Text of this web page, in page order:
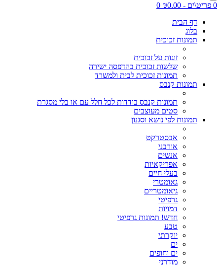
0 פריט\ים - ₪0.00
0
דף הבית
בלוג
תמונות זכוכית
זוגות על זכוכית
שלשות זכוכית בהדפסה ישירה
תמונות זכוכית לבית ולמשרד
תמונות קנבס
תמונות קנבס בודדות לכל חלל עם או בלי מסגרת
סטים מעוצבים
תמונות לפי נושא וסגנון
אבסטרקט
אורבני
אנשים
אפריקאיות
בעלי חיים
גאומטרי
גיאומטריים
גרפיטי
דמויות
חדש! תמונות גרפיטי
טבע
יוקרתי
ים
ים וחופים
מודרני